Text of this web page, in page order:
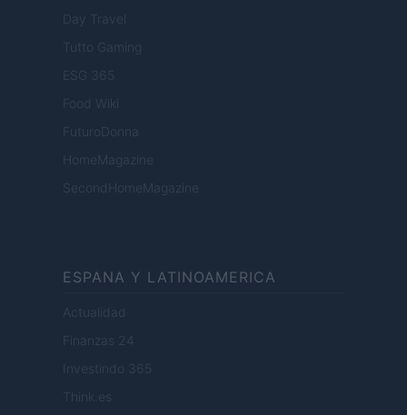
Day Travel
Tutto Gaming
ESG 365
Food Wiki
FuturoDonna
HomeMagazine
SecondHomeMagazine
ESPANA Y LATINOAMERICA
Actualidad
Finanzas 24
Investindo 365
Think.es